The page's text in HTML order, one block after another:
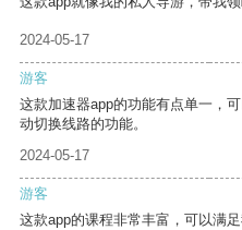
2024-05-17
游客
这款加速器app的功能有点单一，
动切换线路的功能。
2024-05-17
游客
这款app的课程非常丰富，可以满